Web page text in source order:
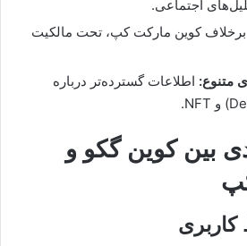
اجتماعی.
برخلاف کوین مارکت کپ، تحت مالکیت
متنوع: اطلاعات گسترده‌تر درباره
بین کوین گکو و